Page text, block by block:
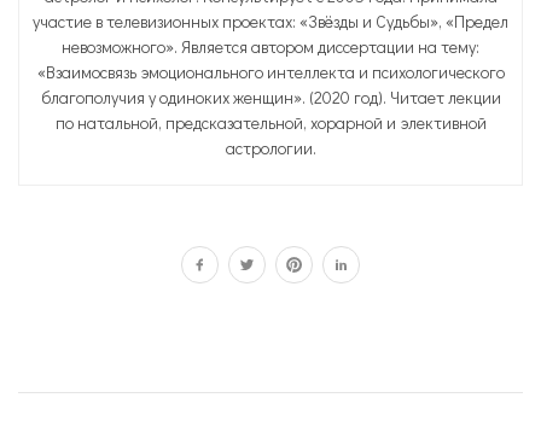
участие в телевизионных проектах: «Звёзды и Судьбы», «Предел
невозможного». Является автором диссертации на тему:
«Взаимосвязь эмоционального интеллекта и психологического
благополучия у одиноких женщин». (2020 год). Читает лекции
по натальной, предсказательной, хорарной и элективной
астрологии.